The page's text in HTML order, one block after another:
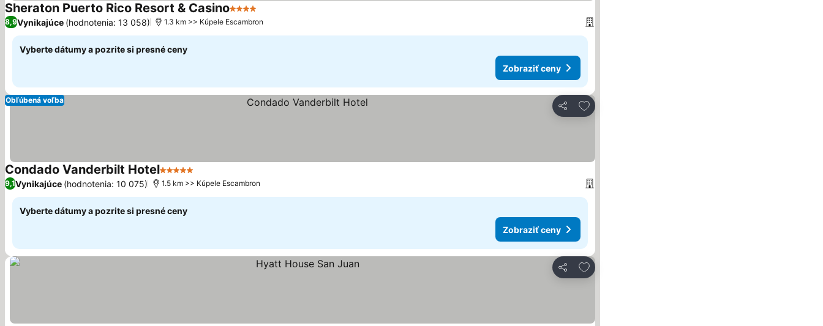
Sheraton Puerto Rico Resort & Casino4 Počet hviezdičiek
8,9Vynikajúce (hodnotenia: 13 058) 1.3 km >> Kúpele Escambron
Vyberte dátumy a pozrite si presné ceny
Zobraziť ceny
Zdieľať
Pridať do obľúbených
Obľúbená voľba
Condado Vanderbilt Hotel5 Počet hviezdičiek
9,1Vynikajúce (hodnotenia: 10 075) 1.5 km >> Kúpele Escambron
Vyberte dátumy a pozrite si presné ceny
Zobraziť ceny
Zdieľať
Pridať do obľúbených